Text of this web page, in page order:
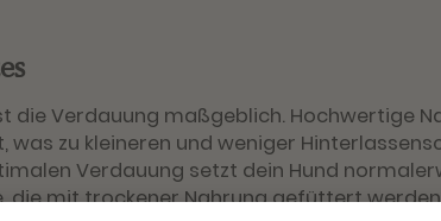
die Verdauung maßgeblich. Hochwertige
was zu kleineren und weniger
Verdauung setzt dein Hund
die mit trockener Nahrung gefüttert